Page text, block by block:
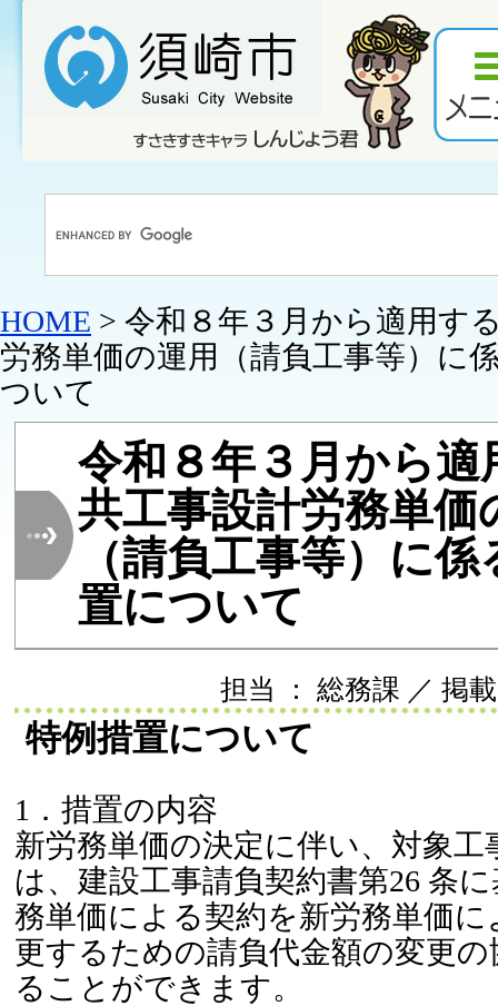
HOME > 令和８年３月から適用す
労務単価の運用（請負工事等）に
ついて
令和８年３月から適
共工事設計労務単価
（請負工事等）に
置について
担当 ： 総務課 ／ 掲
特例措置について
1．措置の内容
新労務単価の決定に伴い、対象工
は、建設工事請負契約書第26 条
務単価による契約を新労務単価
更するための請負代金額の変更
ることができます。